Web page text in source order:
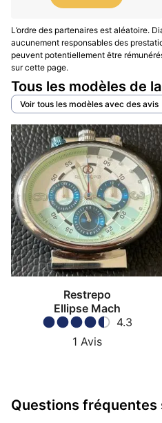
L’ordre des partenaires est aléatoire.
aucunement responsables des
peuvent potentiellement être
sur cette page.
Tous les modèles de
Voir tous les modèles avec des avis
Restrepo
Ellipse Mach
4.3
1 Avis
Questions fréquentes